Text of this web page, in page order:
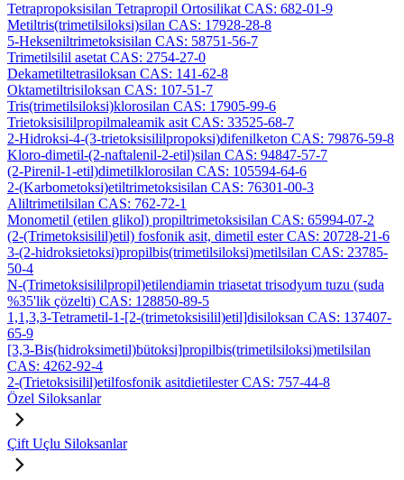
Tetrapropoksisilan Tetrapropil Ortosilikat CAS: 682-01-9
Metiltris(trimetilsiloksi)silan CAS: 17928-28-8
5-Hekseniltrimetoksisilan CAS: 58751-56-7
Trimetilsilil asetat CAS: 2754-27-0
Dekametiltetrasiloksan CAS: 141-62-8
Oktametiltrisiloksan CAS: 107-51-7
Tris(trimetilsiloksi)klorosilan CAS: 17905-99-6
Trietoksisililpropilmaleamik asit CAS: 33525-68-7
2-Hidroksi-4-(3-trietoksisililpropoksi)difenilketon CAS: 79876-59-8
Kloro-dimetil-(2-naftalenil-2-etil)silan CAS: 94847-57-7
(2-Pirenil-1-etil)dimetilklorosilan CAS: 105594-64-6
2-(Karbometoksi)etiltrimetoksisilan CAS: 76301-00-3
Aliltrimetilsilan CAS: 762-72-1
Monometil (etilen glikol) propiltrimetoksisilan CAS: 65994-07-2
(2-(Trimetoksisilil)etil) fosfonik asit, dimetil ester CAS: 20728-21-6
3-(2-hidroksietoksi)propilbis(trimetilsiloksi)metilsilan CAS: 23785-
50-4
N-(Trimetoksisililpropil)etilendiamin triasetat trisodyum tuzu (suda
%35'lik çözelti) CAS: 128850-89-5
1,1,3,3-Tetrametil-1-[2-(trimetoksisilil)etil]disiloksan CAS: 137407-
65-9
[3,3-Bis(hidroksimetil)bütoksi]propilbis(trimetilsiloksi)metilsilan
CAS: 4262-92-4
2-(Trietoksisilil)etilfosfonik asitdietilester CAS: 757-44-8
Özel Siloksanlar
Çift Uçlu Siloksanlar